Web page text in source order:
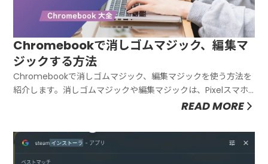
Chromebookで消しゴムマジック、編集マ
ジックする方法
Chromebookで消しゴムマジック、編集マジックを使う方法を
紹介します。消しゴムマジックや編集マジックは、Pixelスマホ
をはじめとした多くのスマホで「Googleフォト」で使えます
ありますが、消しゴムマジック、編集マジックを...
READ MORE